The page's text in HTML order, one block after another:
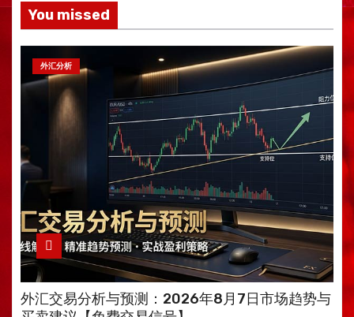
You missed
外汇分析
外汇交易分析与预测：2026年8月7日市场趋势与